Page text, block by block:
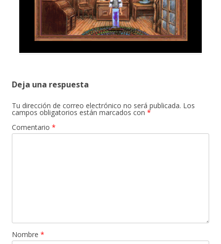
Deja una respuesta
Tu dirección de correo electrónico no será publicada. Los
campos obligatorios están marcados con *
Comentario *
Nombre *